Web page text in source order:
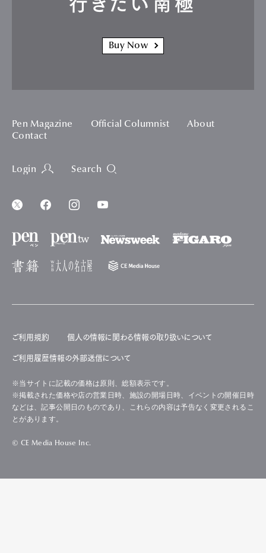
行きたい南極
Buy Now
Pen Magazine Official Columnist
About
Contact
Login Search
ご利用規約 個人の情報に関わる情報の取り扱いについて
ご利用履歴情報の外部送信について
※当サイトに記載の価格は原則、総額表示です。
※掲載された価格や店の営業日時、施設の開場日時、イベントの開催日時
などは、記事公開日のものであり、これらの内容は予告なく変更されるこ
とがあります。
© CE Media House Inc.